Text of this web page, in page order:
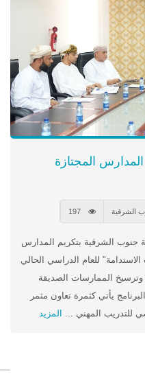
المجتازة
الشرقية
جنوب الشرقية بتكريم المدارس
للعام الدراسي الحالي
وترسيخ الممارسات الصديقة
يأتي كثمرة تعاون مثمر
للتدريب المهني ... المزيد